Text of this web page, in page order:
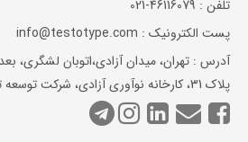
تلفن : 021-46116079
پست الکترونیک : info@testotype.com
آدرس : تهران، میدان آزادی،اتوبان لشگری،
پلاک 31، کارخانه نوآوری آزادی، شرکت توسعه تعالی نوتریکا